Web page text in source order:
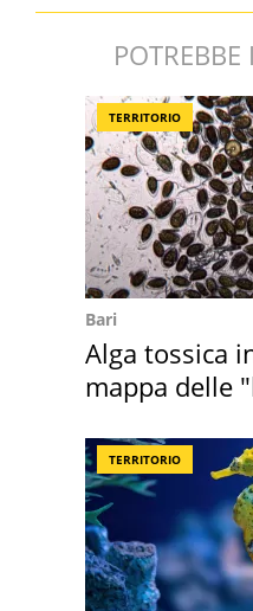
POTREBBE
TERRITORIO
Bari
Alga tossica
mappa delle
TERRITORIO